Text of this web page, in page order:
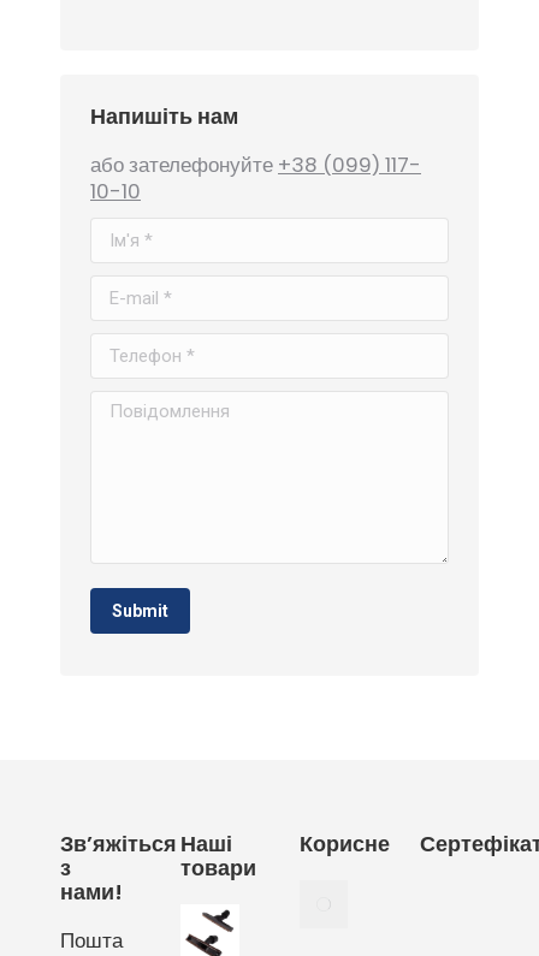
Напишіть нам
або зателефонуйте +38 (099) 117-
10-10
Ім'я *
E-mail *
Телефон *
Повідомлення
Submit
Зв’яжіться
з
нами!
Пошта
Наші
товари
Корисне